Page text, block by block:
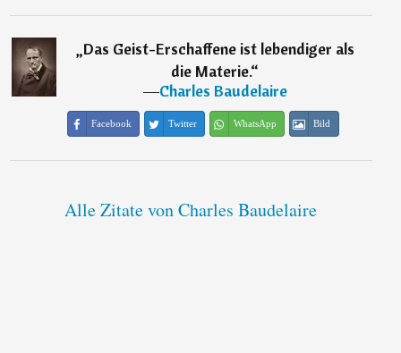
„Das Geist-Erschaffene ist lebendiger als
die Materie.“
―Charles Baudelaire
Facebook Twitter WhatsApp Bild
Alle Zitate von Charles Baudelaire